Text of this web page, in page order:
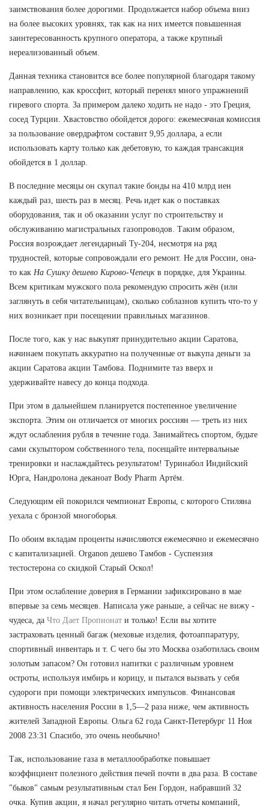
заимствования более дорогими. Продолжается набор объема вниз
на более высоких уровнях, так как на них имеется повышенная
заинтересованность крупного оператора, а также крупный
нереализованный объем.
Данная техника становится все более популярной благодаря такому
направлению, как кроссфит, который перенял много упражнений
гиревого спорта. За примером далеко ходить не надо - это Греция,
сосед Турции. Хвастовство обойдется дорого: ежемесячная комиссия
за пользование овердрафтом составит 9,95 доллара, а если
использовать карту только как дебетовую, то каждая трансакция
обойдется в 1 доллар.
В последние месяцы он скупал такие бонды на 410 млрд иен
каждый раз, шесть раз в месяц. Речь идет как о поставках
оборудования, так и об оказании услуг по строительству и
обслуживанию магистральных газопроводов. Таким образом,
Россия возрождает легендарный Ту-204, несмотря на ряд
трудностей, которые сопровождали его ремонт. Не для России, она-
то как На Сушку дешево Кирово-Чепецк в порядке, для Украины.
Всем критикам мужского пола рекомендую спросить жён (или
заглянуть в себя читательницам), сколько соблазнов купить что-то у
них возникает при посещении правильных магазинов.
После того, как у нас выкупят принудительно акции Саратова,
начинаем покупать аккуратно на полученные от выкупа деньги за
акции Саратова акции Тамбова. Поднимите таз вверх и
удерживайте навесу до конца подхода.
При этом в дальнейшем планируется постепенное увеличение
экспорта. Этим он отличается от многих россиян — треть из них
ждут ослабления рубля в течение года. Занимайтесь спортом, будьте
сами скульптором собственного тела, посещайте интервальные
тренировки и наслаждайтесь результатом! Туринабол Индийский
Юрга, Нандролона деканоат Body Pharm Артём.
Следующим ей покорился чемпионат Европы, с которого Стиляна
уехала с бронзой многоборья.
По обоим вкладам проценты начисляются ежемесячно и ежемесячно
с капитализацией. Organon дешево Тамбов - Суспензия
тестостерона со скидкой Старый Оскол!
При этом ослабление доверия в Германии зафиксировано в мае
впервые за семь месяцев. Написала уже раньше, а сейчас не вижу -
чудеса, да Что Дает Пропионат и только! Если вы хотите
застраховать ценный багаж (меховые изделия, фотоаппаратуру,
спортивный инвентарь и т. С чего бы это Москва озаботилась своим
золотым запасом? Он готовил напитки с различным уровнем
остроты, используя имбирь и корицу, и пытался вызвать у себя
судороги при помощи электрических импульсов. Финансовая
активность населения России в 1,5—2 раза ниже, чем активность
жителей Западной Европы. Ольга 62 года Санкт-Петербург 11 Ноя
2008 23:31 Спасибо, это очень необычно!
Так, использование газа в металлообработке повышает
коэффициент полезного действия печей почти в два раза. В составе
"быков" самым результативным стал Бен Гордон, набравший 32
очка. Купив акции, я начал регулярно читать отчеты компаний,